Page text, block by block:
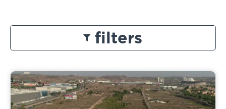
filters